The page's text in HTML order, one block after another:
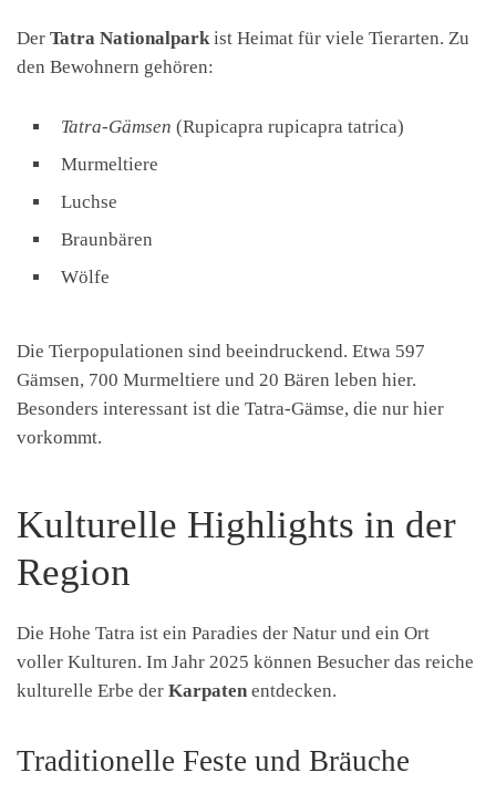
Der Tatra Nationalparkist Heimat für viele Tierarten. Zu
den Bewohnern gehören:
Tatra-Gämsen (Rupicapra rupicapra tatrica)
Murmeltiere
Luchse
Braunbären
Wölfe
Die Tierpopulationen sind beeindruckend. Etwa 597
Gämsen, 700 Murmeltiere und 20 Bären leben hier.
Besonders interessant ist die Tatra-Gämse, die nur hier
vorkommt.
Kulturelle Highlights in der
Region
Die Hohe Tatra ist ein Paradies der Natur und ein Ort
voller Kulturen. Im Jahr 2025 können Besucher das reiche
kulturelle Erbe der Karpaten entdecken.
Traditionelle Feste und Bräuche